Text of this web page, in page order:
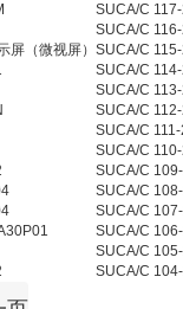
SUCA/C
SUCA/C
（微视屏） SUCA/C
SUCA/C
SUCA/C
SUCA/C
SUCA/C
SUCA/C
SUCA/C
SUCA/C
SUCA/C
SUCA/C
SUCA/C
SUCA/C